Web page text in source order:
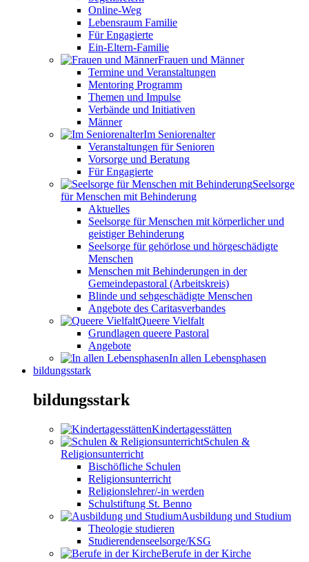
Online-Weg
Lebensraum Familie
Für Engagierte
Ein-Eltern-Familie
Frauen und Männer
Termine und Veranstaltungen
Mentoring Programm
Themen und Impulse
Verbände und Initiativen
Männer
Im Seniorenalter
Veranstaltungen für Senioren
Vorsorge und Beratung
Für Engagierte
Seelsorge
für Menschen mit Behinderung
Aktuelles
Seelsorge für Menschen mit körperlicher und
geistiger Behinderung
Seelsorge für gehörlose und hörgeschädigte
Menschen
Menschen mit Behinderungen in der
Gemeindepastoral (Arbeitskreis)
Blinde und sehgeschädigte Menschen
Angebote des Caritasverbandes
Queere Vielfalt
Grundlagen queere Pastoral
Angebote
In allen Lebensphasen
bildungsstark
bildungsstark
Kindertagesstätten
Schulen &
Religionsunterricht
Bischöfliche Schulen
Religionsunterricht
Religionslehrer/-in werden
Schulstiftung St. Benno
Ausbildung und Studium
Theologie studieren
Studierendenseelsorge/KSG
Berufe in der Kirche